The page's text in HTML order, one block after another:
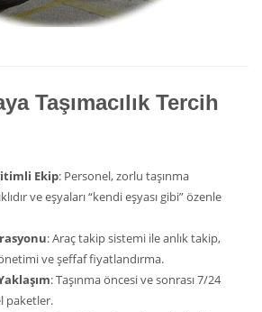
Taşımacılık Tercih
Ekip: Personel, zorlu taşınma
ve eşyaları “kendi eşyası gibi” özenle
: Araç takip sistemi ile anlık takip,
ve şeffaf fiyatlandırma.
: Taşınma öncesi ve sonrası 7/24
paketler.